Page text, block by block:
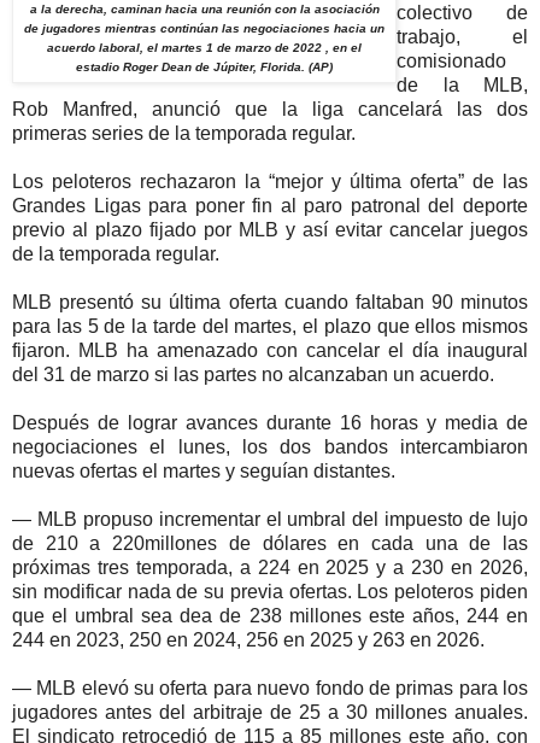
a la derecha, caminan hacia una reunión con la asociación
de jugadores mientras continúan las negociaciones hacia un
acuerdo laboral, el martes 1 de marzo de 2022 , en el
estadio Roger Dean de Júpiter, Florida. (AP)
colectivo de
trabajo, el
comisionado
de la MLB,
Rob Manfred, anunció que la liga cancelará las dos
primeras series de la temporada regular.
Los peloteros rechazaron la “mejor y última oferta” de las
Grandes Ligas para poner fin al paro patronal del deporte
previo al plazo fijado por MLB y así evitar cancelar juegos
de la temporada regular.
MLB presentó su última oferta cuando faltaban 90 minutos
para las 5 de la tarde del martes, el plazo que ellos mismos
fijaron. MLB ha amenazado con cancelar el día inaugural
del 31 de marzo si las partes no alcanzaban un acuerdo.
Después de lograr avances durante 16 horas y media de
negociaciones el lunes, los dos bandos intercambiaron
nuevas ofertas el martes y seguían distantes.
— MLB propuso incrementar el umbral del impuesto de lujo
de 210 a 220millones de dólares en cada una de las
próximas tres temporada, a 224 en 2025 y a 230 en 2026,
sin modificar nada de su previa ofertas. Los peloteros piden
que el umbral sea dea de 238 millones este años, 244 en
244 en 2023, 250 en 2024, 256 en 2025 y 263 en 2026.
— MLB elevó su oferta para nuevo fondo de primas para los
jugadores antes del arbitraje de 25 a 30 millones anuales.
El sindicato retrocedió de 115 a 85 millones este año, con